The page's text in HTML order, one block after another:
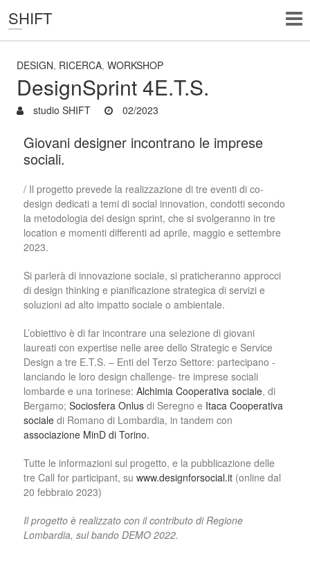
SHIFT
DESIGN, RICERCA, WORKSHOP
DesignSprint 4E.T.S.
studio SHIFT 02/2023
Giovani designer incontrano le imprese
sociali.
/ Il progetto prevede la realizzazione di tre eventi di co-
design dedicati a temi di social innovation, condotti secondo
la metodologia dei design sprint, che si svolgeranno in tre
location e momenti differenti ad aprile, maggio e settembre
2023.
Si parlerà di innovazione sociale, si praticheranno approcci
di design thinking e pianificazione strategica di servizi e
soluzioni ad alto impatto sociale o ambientale.
L’obiettivo è di far incontrare una selezione di giovani
laureati con expertise nelle aree dello Strategic e Service
Design a tre E.T.S. – Enti del Terzo Settore: partecipano -
lanciando le loro design challenge- tre imprese sociali
lombarde e una torinese: Alchimia Cooperativa sociale, di
Bergamo; Sociosfera Onlus di Seregno e Itaca Cooperativa
sociale di Romano di Lombardia, in tandem con
associazione MinD di Torino.
Tutte le informazioni sul progetto, e la pubblicazione delle
tre Call for participant, su www.designforsocial.it (online dal
20 febbraio 2023)
Il progetto è realizzato con il contributo diRegione
Lombardia, sul bando DEMO 2022.